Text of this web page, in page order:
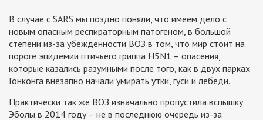
В случае с SARS мы поздно поняли, что имеем дело с
новым опасным респираторным патогеном, в большой
степени из-за убежденности ВОЗ в том, что мир стоит на
пороге эпидемии птичьего гриппа H5N1 – опасения,
которые казались разумными после того, как в двух парках
Гонконга внезапно начали умирать утки, гуси и лебеди.
Практически так же ВОЗ изначально пропустила вспышку
Эболы в 2014 году – не в последнюю очередь из-за